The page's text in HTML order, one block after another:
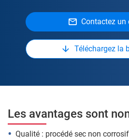
Contactez un
Téléchargez la
Les avantages sont
Qualité : procédé sec non corrosif